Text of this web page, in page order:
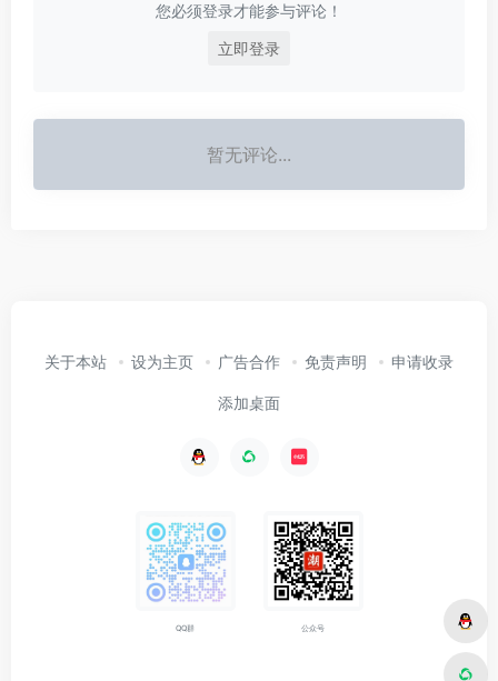
您必须登录才能参与评论！
立即登录
暂无评论...
关于本站 设为主页 广告合作 免责声明 申请收录
添加桌面
QQ群 公众号